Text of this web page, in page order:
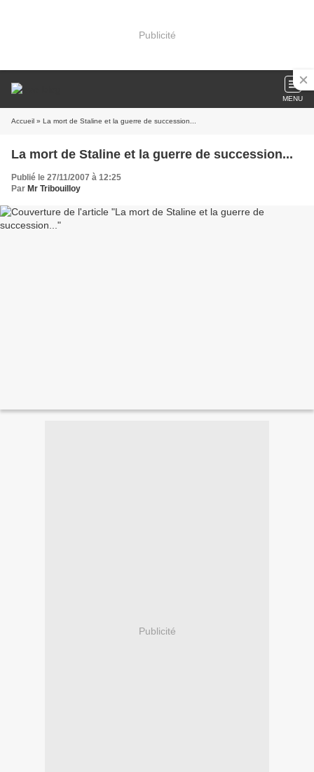
Publicité
MENU
Accueil » La mort de Staline et la guerre de succession...
La mort de Staline et la guerre de succession...
Publié le 27/11/2007 à 12:25
Par Mr Tribouilloy
Publicité